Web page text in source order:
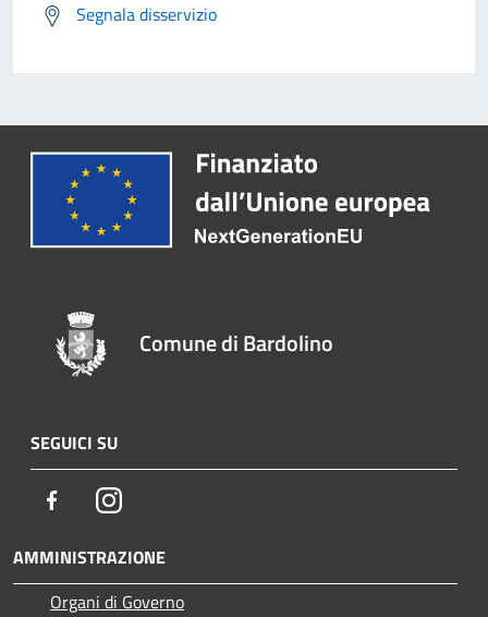
Segnala disservizio
Comune di Bardolino
SEGUICI SU
FacebookInstagram
AMMINISTRAZIONE
Organi di Governo